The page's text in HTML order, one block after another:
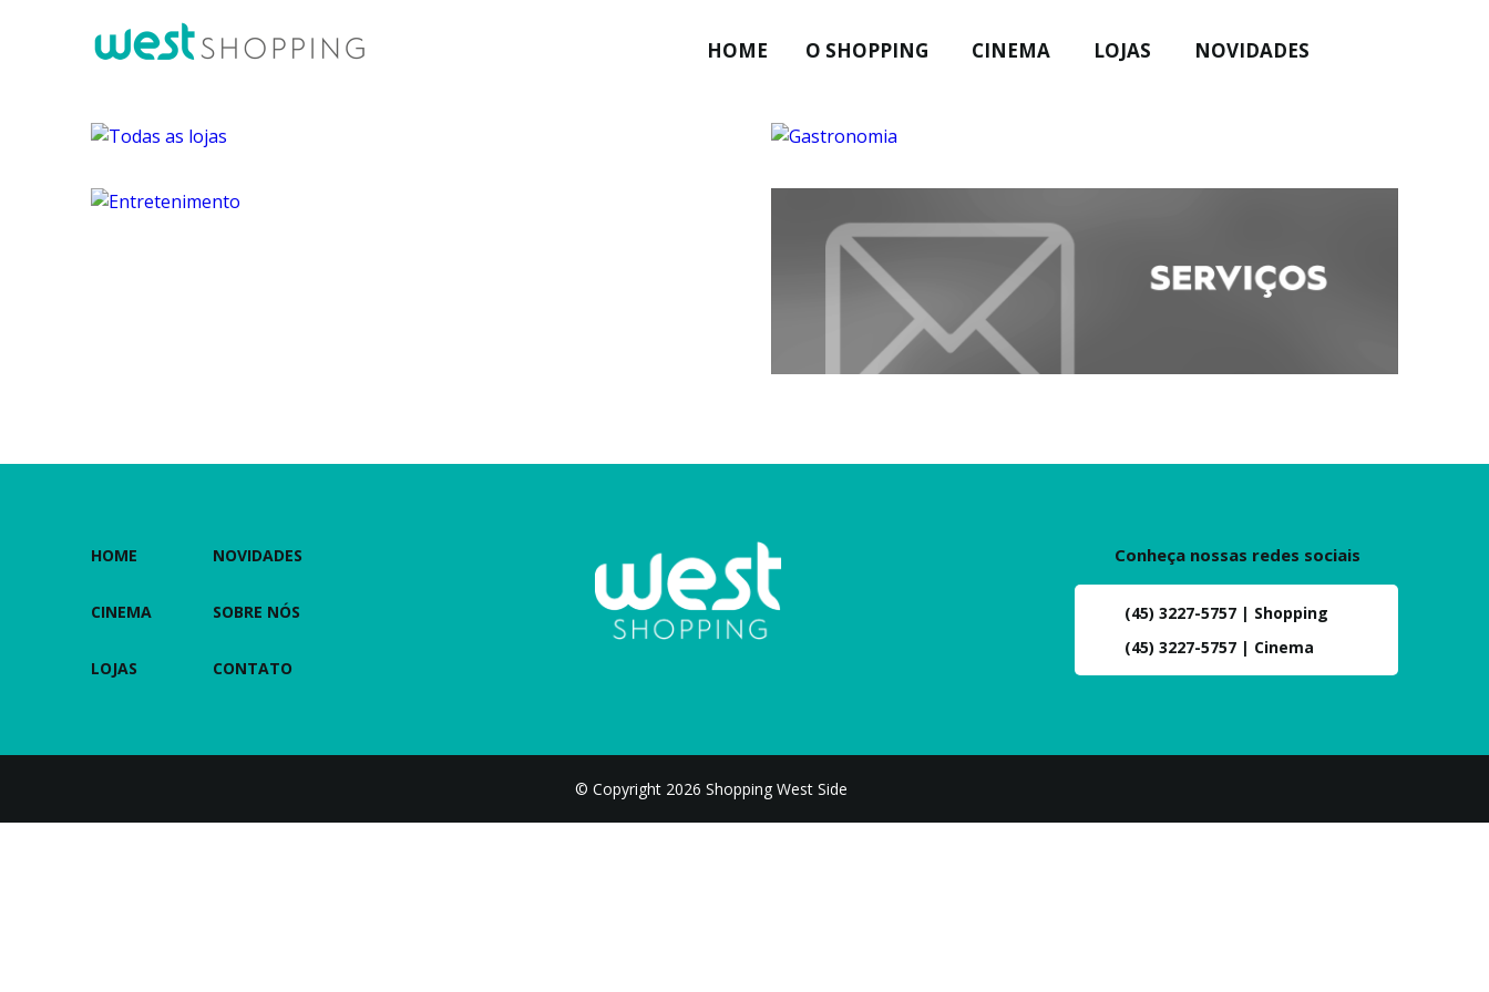
HOME O SHOPPING CINEMA LOJAS NOVIDADES
HOME NOVIDADES
CINEMA SOBRE NÓS
LOJAS CONTATO
Conheça nossas redes sociais
(45) 3227-5757 | Shopping
(45) 3227-5757 | Cinema
© Copyright 2026 Shopping West Side